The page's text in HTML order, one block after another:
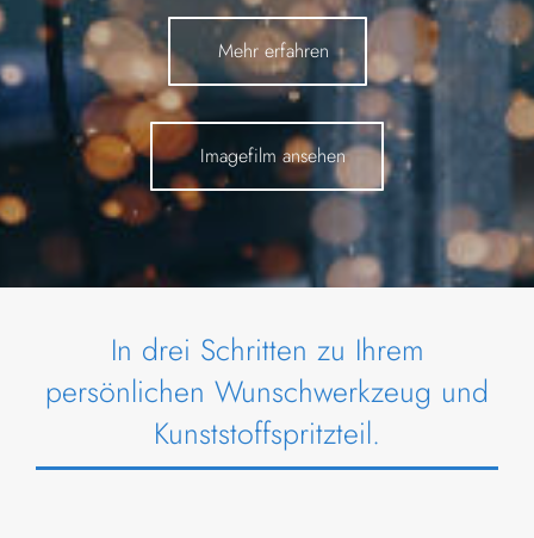
Mehr erfahren
Imagefilm ansehen
In drei Schritten zu Ihrem
persönlichen Wunschwerkzeug und
Kunststoffspritzteil.